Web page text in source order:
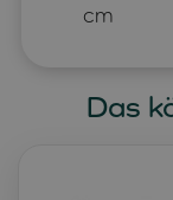
cm
Das